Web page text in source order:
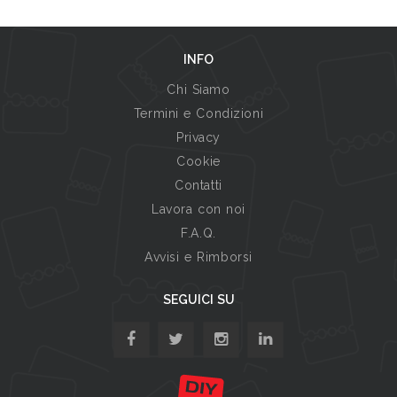
INFO
Chi Siamo
Termini e Condizioni
Privacy
Cookie
Contatti
Lavora con noi
F.A.Q.
Avvisi e Rimborsi
SEGUICI SU